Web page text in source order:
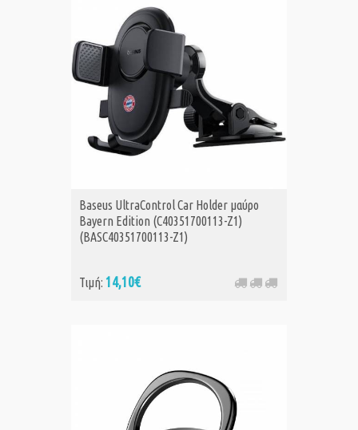
Baseus UltraControl Car Holder μαύρο
Bayern Edition (C40351700113-Z1)
(BASC40351700113-Z1)
Τιμή: 14,10€